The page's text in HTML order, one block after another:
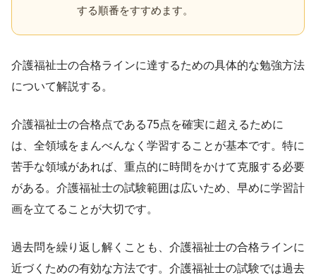
する順番をすすめます。
介護福祉士の合格ラインに達するための具体的な勉強方法
について解説する。
介護福祉士の合格点である75点を確実に超えるために
は、全領域をまんべんなく学習することが基本です。特に
苦手な領域があれば、重点的に時間をかけて克服する必要
がある。介護福祉士の試験範囲は広いため、早めに学習計
画を立てることが大切です。
過去問を繰り返し解くことも、介護福祉士の合格ラインに
近づくための有効な方法です。介護福祉士の試験では過去